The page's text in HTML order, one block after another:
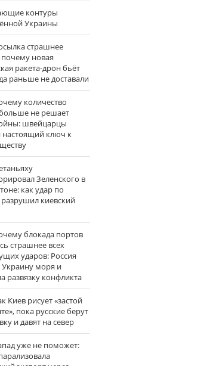
контуры
Украины
страшнее
новая
ракета-дрон бьёт
раньше не доставали
количество
не решает
швейцарцы
настоящий ключ к
Зеленского в
как удар по
киевский
блокада портов
страшнее всех
ударов: Россия
моря и
развязку конфликта
Киев рисует «застой
пока русские берут
и давят на север
уже не поможет: